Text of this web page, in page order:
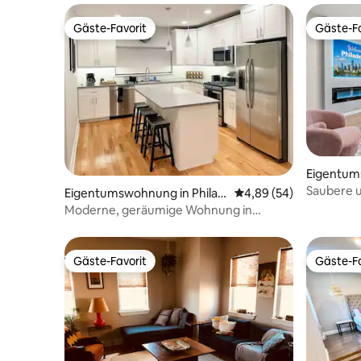
Gäste-Favorit
Gäste-Favorit
Eigentumswohnung in Philad
elphia
Durchschnittliche
4,89 (54)
Moderne, geräumige Wohnung in
Gäste-
Gäste-
delphia
Saubere
Gäste-Favorit
Gäste-Favorit Gäste-
Gäste-